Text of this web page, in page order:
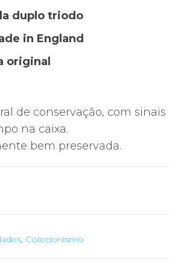
duplo triodo
in England
original
de conservação, com sinais
na caixa.
bem preservada.
, Colecionismo